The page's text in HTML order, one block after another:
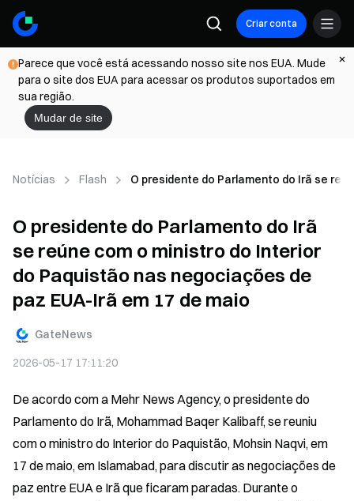
Criar conta
Parece que você está acessando nosso site nos EUA. Mude
para o site dos EUA para acessar os produtos suportados em
sua região.
Mudar de site
Notícias Flash O presidente do Parlamento do Irã se
O presidente do Parlamento do Irã
se reúne com o ministro do Interior
do Paquistão nas negociações de
paz EUA-Irã em 17 de maio
GateNews
2026-05-17 17:11:20
De acordo com a Mehr News Agency, o presidente do
Parlamento do Irã, Mohammad Baqer Kalibaff, se reuniu
com o ministro do Interior do Paquistão, Mohsin Naqvi, em
17 de maio, em Islamabad, para discutir as negociações de
paz entre EUA e Irã que ficaram paradas. Durante o